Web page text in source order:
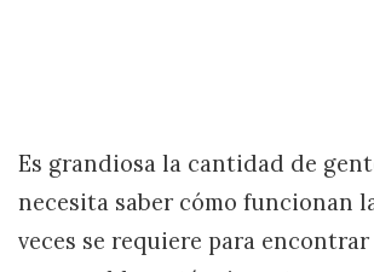
Es grandiosa la cantidad de
necesita saber cómo funcionan
veces se requiere para